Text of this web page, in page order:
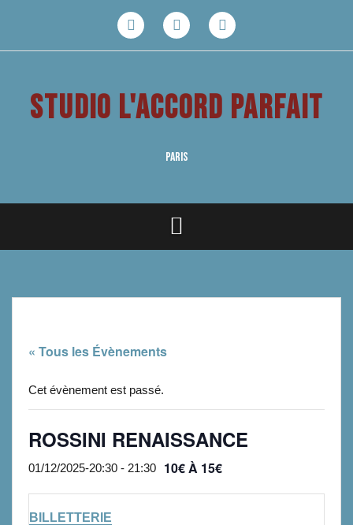
STUDIO L'ACCORD PARFAIT
PARIS
« Tous les Évènements
Cet évènement est passé.
ROSSINI RENAISSANCE
01/12/2025-20:30 - 21:30 10€ À 15€
BILLETTERIE